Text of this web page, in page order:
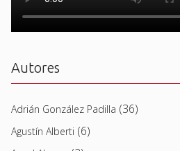
Autores
Adrián González Padilla (36)
Agustín Alberti (6)